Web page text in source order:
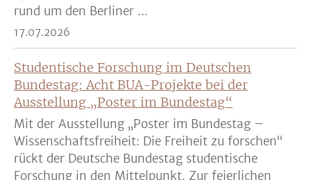
rund um den Berliner ...
17.07.2026
Studentische Forschung im Deutschen
Bundestag: Acht BUA-Projekte bei der
Ausstellung „Poster im Bundestag“
Mit der Ausstellung „Poster im Bundestag –
Wissenschaftsfreiheit: Die Freiheit zu forschen“
rückt der Deutsche Bundestag studentische
Forschung in den Mittelpunkt. Zur feierlichen